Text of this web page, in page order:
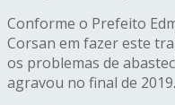
Conforme o Prefeito
Corsan em fazer este
os problemas de
agravou no final de 2019.